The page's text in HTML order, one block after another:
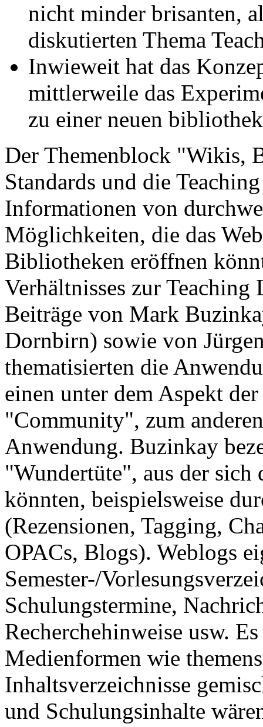
nicht minder brisanten,
diskutierten Thema
Inwieweit hat das
mittlerweile das
zu einer neuen
Der Themenblock "Wikis,
Standards und die
Informationen von
Möglichkeiten, die das
Bibliotheken eröffnen
Verhältnisses zur
Beiträge von Mark
Dornbirn) sowie von
thematisierten die
einen unter dem Aspekt
"Community", zum
Anwendung. Buzinkay
"Wundertüte", aus der
könnten, beispielsweise
(Rezensionen, Tagging,
OPACs, Blogs). Weblogs
Semester-/
Schulungstermine,
Recherchehinweise usw.
Medienformen wie
Inhaltsverzeichnisse
und Schulungsinhalte